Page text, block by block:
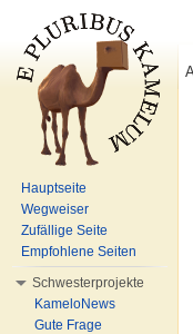
Hauptseite
Wegweiser
Zufällige Seite
Empfohlene Seiten
Schwesterprojekte
KameloNews
Gute Frage